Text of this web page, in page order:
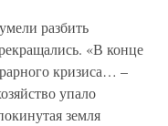
разбить
«В конце
кризиса… –
упало
земля